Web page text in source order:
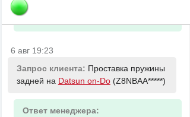
-NISSAN 552405PA0E Буфер хода
6 авг 19:23
Запрос клиента: Проставка пружины
задней на Datsun on-Do(Z8NBAA*****)
Ответ менеджера: